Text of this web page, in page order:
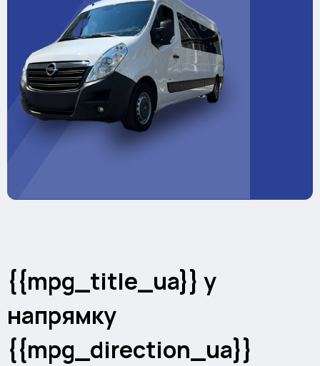
{{mpg_title_ua}} у
напрямку
{{mpg_direction_ua}}